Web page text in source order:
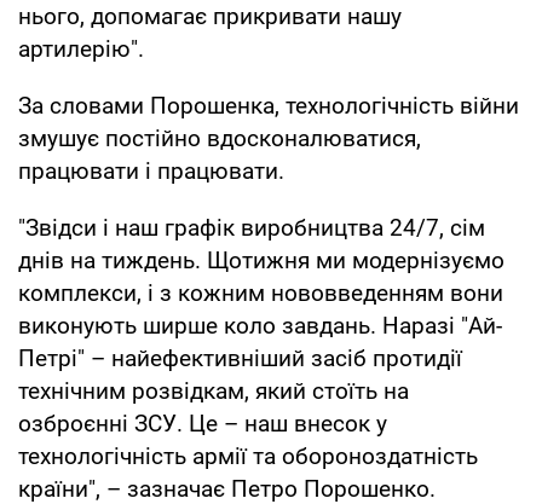
нього, допомагає прикривати нашу
артилерію".
За словами Порошенка, технологічність війни
змушує постійно вдосконалюватися,
працювати і працювати.
"Звідси і наш графік виробництва 24/7, сім
днів на тиждень. Щотижня ми модернізуємо
комплекси, і з кожним нововведенням вони
виконують ширше коло завдань. Наразі "Ай-
Петрі" – найефективніший засіб протидії
технічним розвідкам, який стоїть на
озброєнні ЗСУ. Це – наш внесок у
технологічність армії та обороноздатність
країни", – зазначає Петро Порошенко.